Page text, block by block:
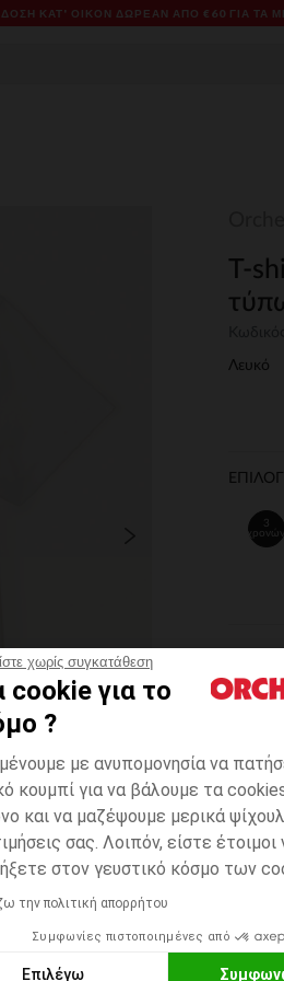
χωρίς συγκατάθεση
cookie για το
?
με ανυπομονησία να
κουμπί για να βάλουμε τα
και να μαζέψουμε μερικά
σας. Λοιπόν, είστε έτοιμοι
στον γευστικό κόσμο των
την πολιτική απορρήτου
Συμφωνίες πιστοποιημένες από
Επιλέγω
ΚΑΤ' ΟΊΚΟΝ ΔΩΡΕΑΝ ΑΠΌ €60 ΓΙΑ ΤΑ
T-
Λευκό
3
χρονών